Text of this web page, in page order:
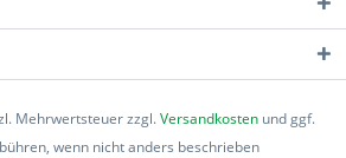
Mehrwertsteuer zzgl.Versandkosten und ggf.
wenn nicht anders beschrieben